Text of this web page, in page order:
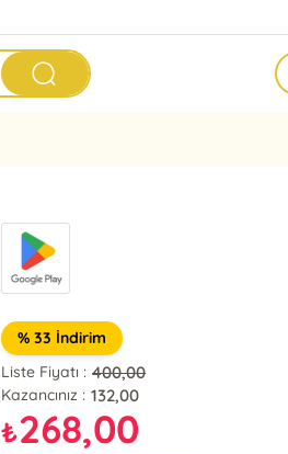
% 33 İndirim
Liste Fiyatı : 400,00
Kazancınız : 132,00
₺268,00